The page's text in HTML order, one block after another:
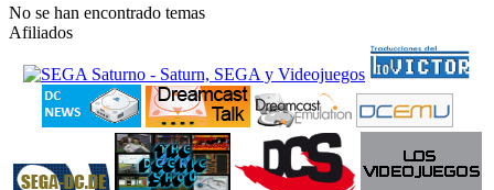
No se han encontrado temas
Afiliados